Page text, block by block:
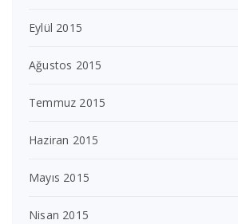
Eylül 2015
Ağustos 2015
Temmuz 2015
Haziran 2015
Mayıs 2015
Nisan 2015